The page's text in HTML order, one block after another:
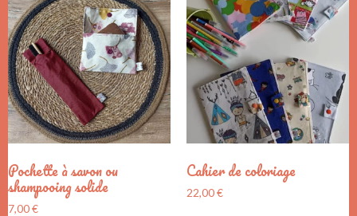
Pochette à savon ou
shampooing solide
7,00€
Cahier de coloriage
22,00€